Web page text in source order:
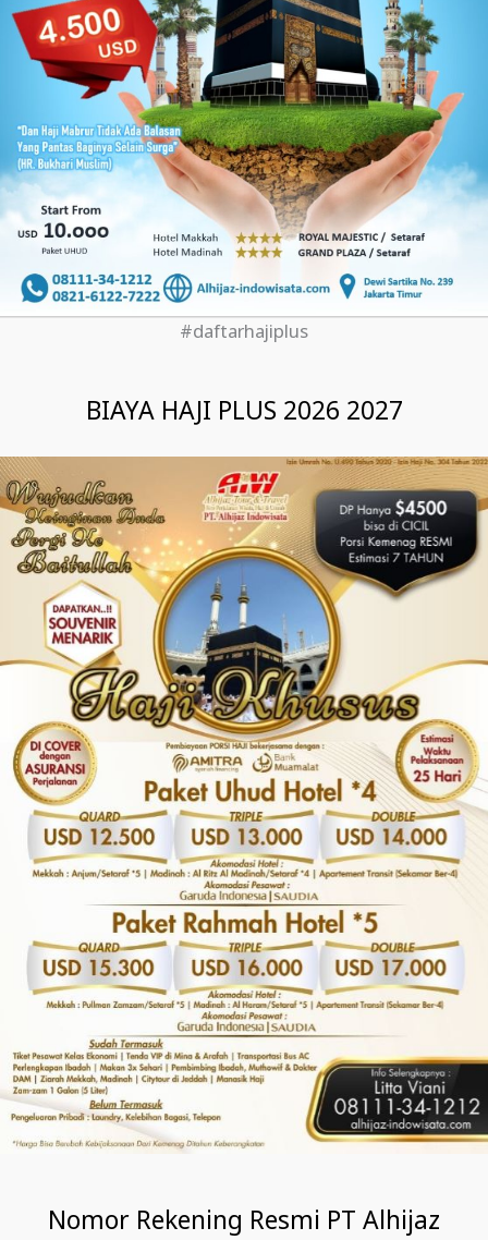
#daftarhajiplus
BIAYA HAJI PLUS 2026 2027
Nomor Rekening Resmi PT Alhijaz